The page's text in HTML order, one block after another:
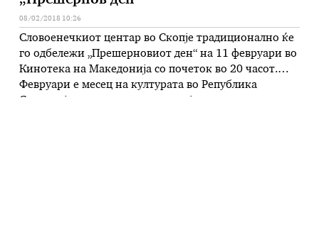
08/02/2018 10:26
Словоенечкиот центар во Скопје традиционално ќе
го одбележи „Прешерновиот ден“ на 11 февруари во
Кинотека на Македонија со почеток во 20 часот.
Февруари е месец на културата во Република